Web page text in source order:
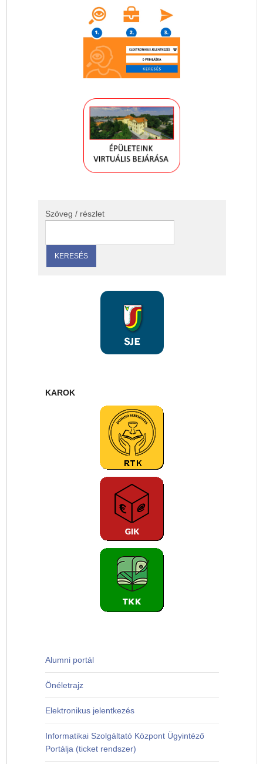
Szöveg / részlet
KAROK
Alumni portál
Önéletrajz
Elektronikus jelentkezés
Informatikai Szolgáltató Központ Ügyintéző
Portálja (ticket rendszer)